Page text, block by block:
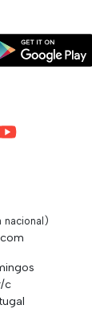
nacional)
c